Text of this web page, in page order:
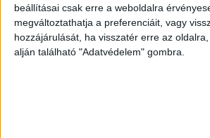
beállításai csak erre a weboldalra
megváltoztathatja a preferenciáit, vagy
hozzájárulását, ha visszatér erre az
alján található "Adatvédelem" gombra.